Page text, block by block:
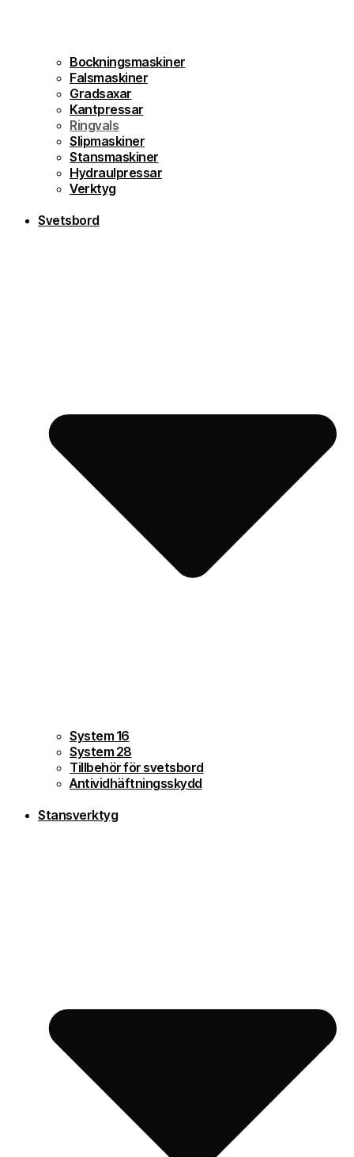
Bockningsmaskiner
Falsmaskiner
Gradsaxar
Kantpressar
Ringvals
Slipmaskiner
Stansmaskiner
Hydraulpressar
Verktyg
Svetsbord
System 16
System 28
Tillbehör för svetsbord
Antividhäftningsskydd
Stansverktyg